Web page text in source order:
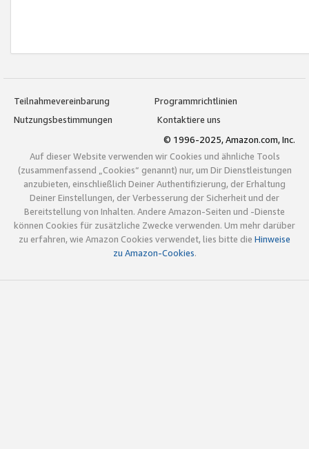
Teilnahmevereinbarung
Programmrichtlinien
Nutzungsbestimmungen
Kontaktiere uns
© 1996-2025, Amazon.com, Inc.
Auf dieser Website verwenden wir Cookies und ähnliche Tools
(zusammenfassend „Cookies“ genannt) nur, um Dir Dienstleistungen
anzubieten, einschließlich Deiner Authentifizierung, der Erhaltung
Deiner Einstellungen, der Verbesserung der Sicherheit und der
Bereitstellung von Inhalten. Andere Amazon-Seiten und -Dienste
können Cookies für zusätzliche Zwecke verwenden. Um mehr darüber
zu erfahren, wie Amazon Cookies verwendet, lies bitte die Hinweise
zu Amazon-Cookies.